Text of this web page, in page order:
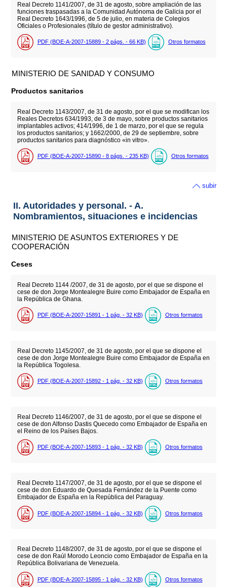
Real Decreto 1141/2007, de 31 de agosto, sobre ampliación de las
funciones traspasadas a la Comunidad Autónoma de Galicia por el
Real Decreto 1643/1996, de 5 de julio, en materia de Colegios
Oficiales o Profesionales (título de gestor administrativo).
PDF (BOE-A-2007-15889 - 2 págs. - 66 KB) Otros formatos
MINISTERIO DE SANIDAD Y CONSUMO
Productos sanitarios
Real Decreto 1143/2007, de 31 de agosto, por el que se modifican los
Reales Decretos 634/1993, de 3 de mayo, sobre productos sanitarios
implantables activos; 414/1996, de 1 de marzo, por el que se regula
los productos sanitarios; y 1662/2000, de 29 de septiembre, sobre
productos sanitarios para diagnóstico «in vitro».
PDF (BOE-A-2007-15890 - 8 págs. - 235 KB) Otros formatos
subir
II. Autoridades y personal. - A.
Nombramientos, situaciones e incidencias
MINISTERIO DE ASUNTOS EXTERIORES Y DE
COOPERACIÓN
Ceses
Real Decreto 1144 /2007, de 31 de agosto, por el que se dispone el
cese de don Jorge Montealegre Buire como Embajador de España en
la República de Ghana.
PDF (BOE-A-2007-15891 - 1 pág. - 32 KB) Otros formatos
Real Decreto 1145/2007, de 31 de agosto, por el que se dispone el
cese de don Jorge Montealegre Buire como Embajador de España en
la República Togolesa.
PDF (BOE-A-2007-15892 - 1 pág. - 32 KB) Otros formatos
Real Decreto 1146/2007, de 31 de agosto, por el que se dispone el
cese de don Alfonso Dastis Quecedo como Embajador de España en
el Reino de los Países Bajos.
PDF (BOE-A-2007-15893 - 1 pág. - 32 KB) Otros formatos
Real Decreto 1147/2007, de 31 de agosto, por el que se dispone el
cese de don Eduardo de Quesada Fernández de la Puente como
Embajador de España en la República del Paraguay.
PDF (BOE-A-2007-15894 - 1 pág. - 32 KB) Otros formatos
Real Decreto 1148/2007, de 31 de agosto, por el que se dispone el
cese de don Raúl Morodo Leoncio como Embajador de España en la
República Bolivariana de Venezuela.
PDF (BOE-A-2007-15895 - 1 pág. - 32 KB) Otros formatos